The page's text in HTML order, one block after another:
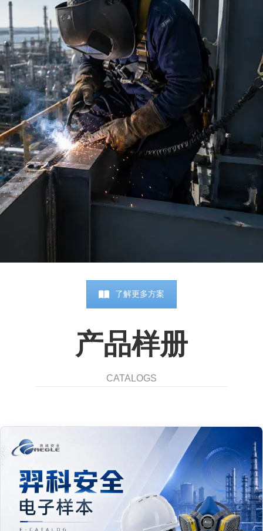
液体溢溅解决方案
使用化学品的企业，难免会遇到液体化学品的溢溅情况，如
何在化学品发生溢溅时进行快速响应，我们在此提供一套解
决方案供参考。
高空焊接解决方案
了解更多方案
产品样册
CATALOGS